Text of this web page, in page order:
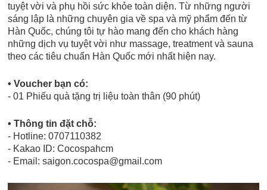
tuyệt vời và phụ hồi sức khỏe toàn diện. Từ những người
sáng lập là những chuyên gia về spa và mỹ phẩm đến từ
Hàn Quốc, chúng tôi tự hào mang đến cho khách hàng
những dịch vụ tuyệt vời như massage, treatment và sauna
theo các tiêu chuẩn Hàn Quốc mới nhất hiện nay.
• Voucher bạn có:
- 01 Phiếu quà tặng trị liệu toàn thân (90 phút)
• Thông tin đặt chỗ:
- Hotline: 0707110382
- Kakao ID: Cocospahcm
- Email: saigon.cocospa@gmail.com